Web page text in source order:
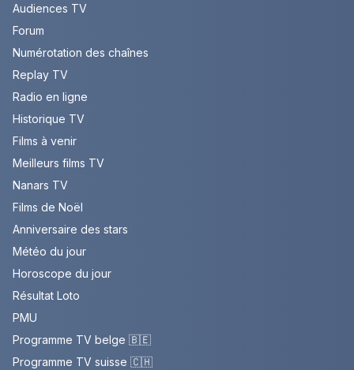
Audiences TV
Forum
Numérotation des chaînes
Replay TV
Radio en ligne
Historique TV
Films à venir
Meilleurs films TV
Nanars TV
Films de Noël
Anniversaire des stars
Météo du jour
Horoscope du jour
Résultat Loto
PMU
Programme TV belge 🇧🇪
Programme TV suisse 🇨🇭